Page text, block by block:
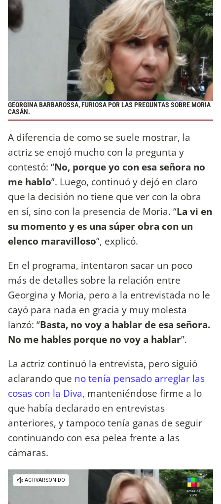
GEORGINA BARBAROSSA, FURIOSA POR LAS PREGUNTAS SOBRE MORIA
CASÁN.
A diferencia de como se suele mostrar, la
actriz se enojó mucho con la pregunta y
contestó: “No, porque yo con esa señora no
me hablo”. Luego, continuó y dejó en claro
que la decisión no tiene que ver con la obra
en sí, sino con la presencia de Moria. “La vi en
su momento y es una súper obra con un
elenco maravilloso”, explicó.
En el programa, intentaron sacar un poco
más de detalles sobre la relación entre
Georgina y Moria, pero a la entrevistada no le
cayó para nada en gracia y muy molesta
lanzó: “Basta, no voy a hablar de esa señora.
No me hables porque no voy a hablar”.
La actriz continuó la entrevista, pero siguió
aclarando que no tenía pensado arreglar las
cosas con la Diva, manteniéndose firme a lo
que había declarado en entrevistas
anteriores, y tampoco tenía ganas de seguir
continuando con esa pelea frente a las
cámaras.